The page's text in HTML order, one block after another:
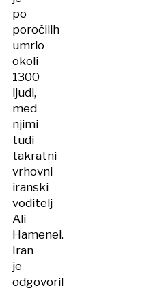
po
poročilih
umrlo
okoli
1300
ljudi,
med
njimi
tudi
takratni
vrhovni
iranski
voditelj
Ali
Hamenei.
Iran
je
odgovoril